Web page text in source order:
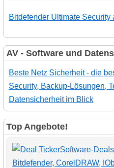
Bitdefender Ultimate Security
AV - Software und
Beste Netz Sicherheit - die
Security, Backup-Lösungen,
Datensicherheit im Blick
Top Angebote!
Software-
Bitdefender, CorelDRAW,